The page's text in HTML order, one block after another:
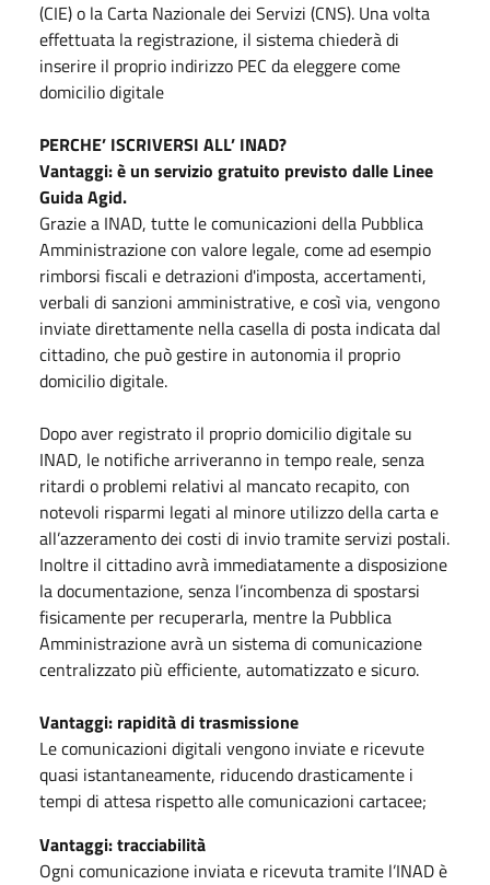
(CIE) o la Carta Nazionale dei Servizi (CNS). Una volta
effettuata la registrazione, il sistema chiederà di
inserire il proprio indirizzo PEC da eleggere come
domicilio digitale
PERCHE’ ISCRIVERSI ALL’ INAD?
Vantaggi: è un servizio gratuito previsto dalle Linee
Guida Agid.
Grazie a INAD, tutte le comunicazioni della Pubblica
Amministrazione con valore legale, come ad esempio
rimborsi fiscali e detrazioni d'imposta, accertamenti,
verbali di sanzioni amministrative, e così via, vengono
inviate direttamente nella casella di posta indicata dal
cittadino, che può gestire in autonomia il proprio
domicilio digitale.
Dopo aver registrato il proprio domicilio digitale su
INAD, le notifiche arriveranno in tempo reale, senza
ritardi o problemi relativi al mancato recapito, con
notevoli risparmi legati al minore utilizzo della carta e
all’azzeramento dei costi di invio tramite servizi postali.
Inoltre il cittadino avrà immediatamente a disposizione
la documentazione, senza l’incombenza di spostarsi
fisicamente per recuperarla, mentre la Pubblica
Amministrazione avrà un sistema di comunicazione
centralizzato più efficiente, automatizzato e sicuro.
Vantaggi: rapidità di trasmissione
Le comunicazioni digitali vengono inviate e ricevute
quasi istantaneamente, riducendo drasticamente i
tempi di attesa rispetto alle comunicazioni cartacee;
Vantaggi: tracciabilità
Ogni comunicazione inviata e ricevuta tramite l’INAD è